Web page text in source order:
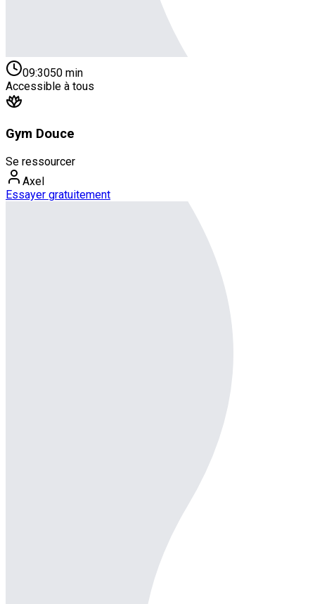
09:3050 min
Accessible à tous
Gym Douce
Se ressourcer
Axel
Essayer gratuitement